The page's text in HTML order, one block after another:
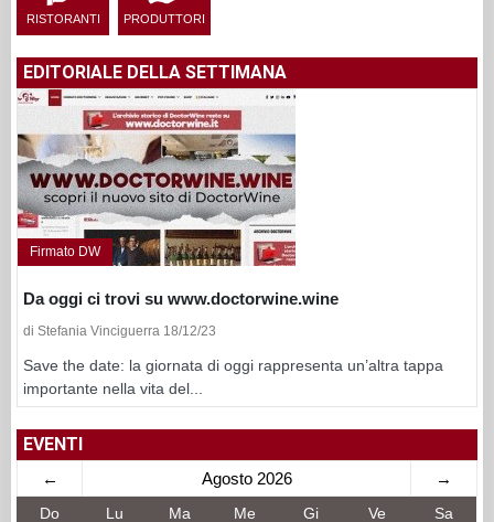
RISTORANTI PRODUTTORI
EDITORIALE DELLA SETTIMANA
Firmato DW
Da oggi ci trovi su www.doctorwine.wine
di Stefania Vinciguerra 18/12/23
Save the date: la giornata di oggi rappresenta un’altra tappa
importante nella vita del...
EVENTI
← Agosto 2026 →
Do Lu Ma Me Gi Ve Sa